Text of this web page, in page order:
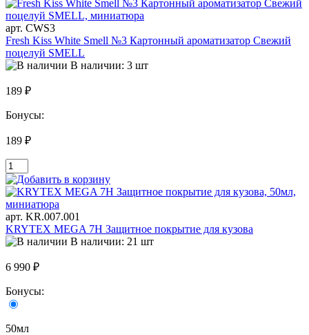
арт. CWS3
Fresh Kiss White Smell №3 Картонный ароматизатор Свежий
поцелуй SMELL
В наличии: 3 шт
189 ₽
Бонусы:
189 ₽
арт. KR.007.001
KRYTEX MEGA 7H Защитное покрытие для кузова
В наличии: 21 шт
6 990 ₽
Бонусы:
50мл